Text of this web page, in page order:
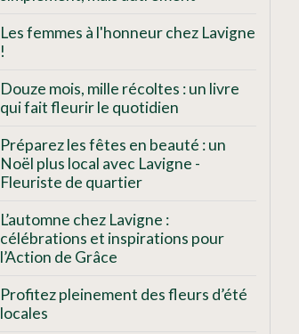
Les femmes à l'honneur chez Lavigne
!
Douze mois, mille récoltes : un livre
qui fait fleurir le quotidien
Préparez les fêtes en beauté : un
Noël plus local avec Lavigne -
Fleuriste de quartier
L’automne chez Lavigne :
célébrations et inspirations pour
l’Action de Grâce
Profitez pleinement des fleurs d’été
locales